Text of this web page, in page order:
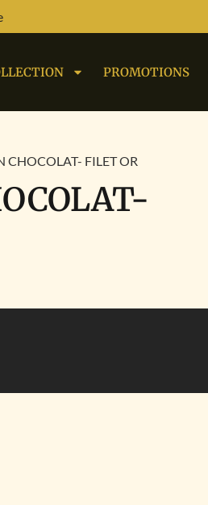
PROMOTIONS
CHOCOLAT- FILET OR